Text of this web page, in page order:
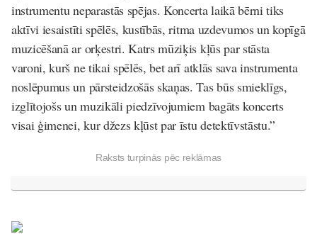
instrumentu neparastās spējas. Koncerta laikā bērni tiks
aktīvi iesaistīti spēlēs, kustībās, ritma uzdevumos un kopīgā
muzicēšanā ar orķestri. Katrs mūziķis kļūs par stāsta
varoni, kurš ne tikai spēlēs, bet arī atklās sava instrumenta
noslēpumus un pārsteidzošās skaņas. Tas būs smieklīgs,
izglītojošs un muzikāli piedzīvojumiem bagāts koncerts
visai ģimenei, kur džezs kļūst par īstu detektīvstāstu.”
Raksts turpinās pēc reklāmas